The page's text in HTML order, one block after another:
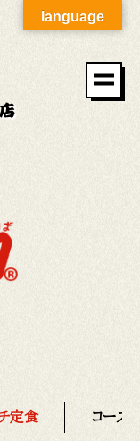
定食 コース
language